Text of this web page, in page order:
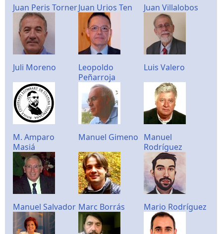
Juan Peris TornerJuan Urios Ten Juan Villalobos
Juli Moreno
Leopoldo
Peñarroja
Luis Valero
M. Amparo
Masiá
Manuel Gimeno Manuel
Rodríguez
Manuel Salvador Marc Borrás Mario Rodríguez